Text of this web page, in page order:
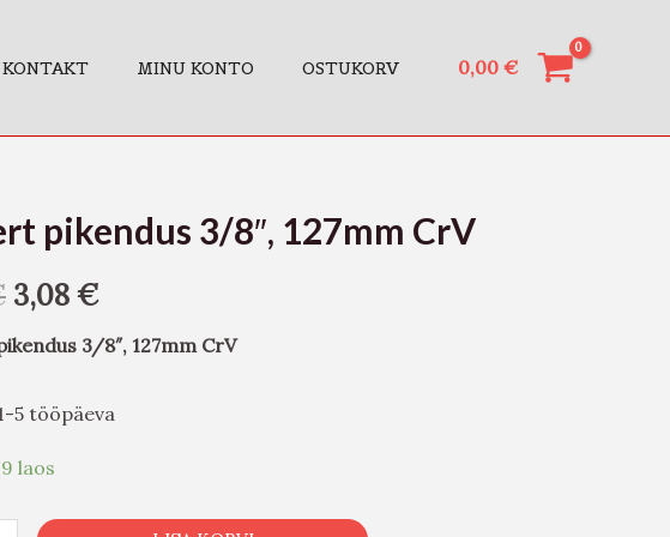
KONTAKT MINU KONTO OSTUKORV 0,00 €
pikendus 3/8″, 127mm CrV
3,08€
3/8″, 127mm CrV
5 tööpäeva
9 laos